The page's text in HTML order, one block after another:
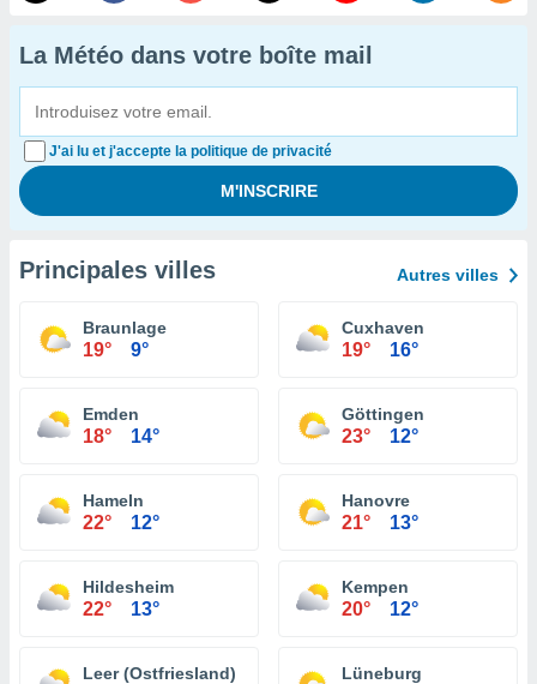
La Météo dans votre boîte mail
J'ai lu et j'accepte la politique de privacité
Principales villes Autres villes
Braunlage
19° 9°
Cuxhaven
19° 16°
Emden
18° 14°
Göttingen
23° 12°
Hameln
22° 12°
Hanovre
21° 13°
Hildesheim
22° 13°
Kempen
20° 12°
Leer (Ostfriesland) Lüneburg